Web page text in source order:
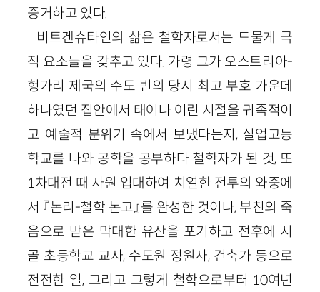
증거하고 있다.
비트겐슈타인의 삶은 철학자로서는 드물게 극
적 요소들을 갖추고 있다. 가령 그가 오스트리아-
헝가리 제국의 수도 빈의 당시 최고 부호 가운데
하나였던 집안에서 태어나 어린 시절을 귀족적이
고 예술적 분위기 속에서 보냈다든지, 실업고등
학교를 나와 공학을 공부하다 철학자가 된 것, 또
1차대전 때 자원 입대하여 치열한 전투의 와중에
서 『논리-철학 논고』를 완성한 것이나, 부친의 죽
음으로 받은 막대한 유산을 포기하고 전후에 시
골 초등학교 교사, 수도원 정원사, 건축가 등으로
전전한 일, 그리고 그렇게 철학으로부터 10여년